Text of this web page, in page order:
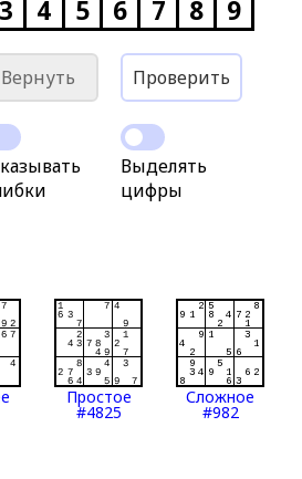
3 4 5 6 7 8 9
Вернуть Проверить
Выделять
цифры
Простое
#4825
Сложное
#982